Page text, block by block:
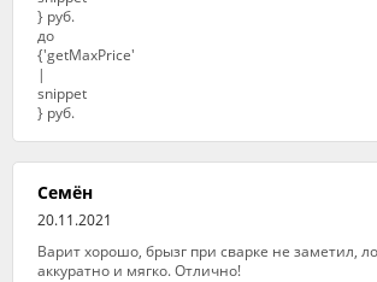
Семён
20.11.2021
Варит хорошо, брызг при сварке не заметил,
аккуратно и мягко. Отлично!